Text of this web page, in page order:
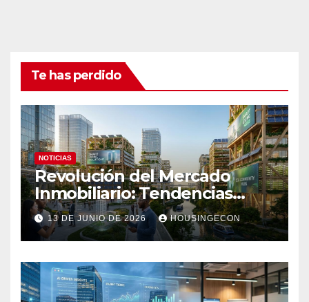
Te has perdido
NOTICIAS
Revolución del Mercado
Inmobiliario: Tendencias
Clave 2023
13 DE JUNIO DE 2026 HOUSINGECON